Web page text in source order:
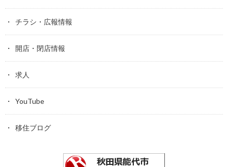
チラシ・広報情報
開店・閉店情報
求人
YouTube
移住ブログ